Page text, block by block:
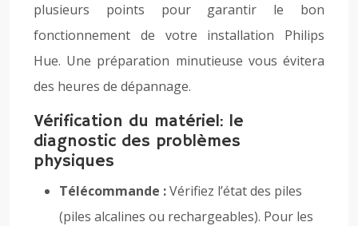
plusieurs points pour garantir le bon
fonctionnement de votre installation Philips
Hue. Une préparation minutieuse vous évitera
des heures de dépannage.
Vérification du matériel: le
diagnostic des problèmes
physiques
Télécommande :Vérifiez l’état des piles
(piles alcalines ou rechargeables). Pour les